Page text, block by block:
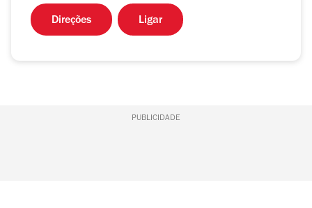
Direções Ligar
PUBLICIDADE